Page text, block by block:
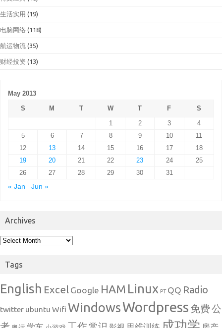
生活实用 (19)
电脑网络 (118)
航运物流 (35)
财经投资 (13)
May 2013
S
M T W T F
S
1
2 3
4
5
6 7 8 9 10
11
12
13 14 15 16 17
18
19
20 21 22 23 24
25
26
27 28 29 30
31
« Jan
Jun »
Archives
Archives
Tags
English Excel Google HAM Linux PT QQ Radio
twitter ubuntu Wifi WindowsWordpress 免费公